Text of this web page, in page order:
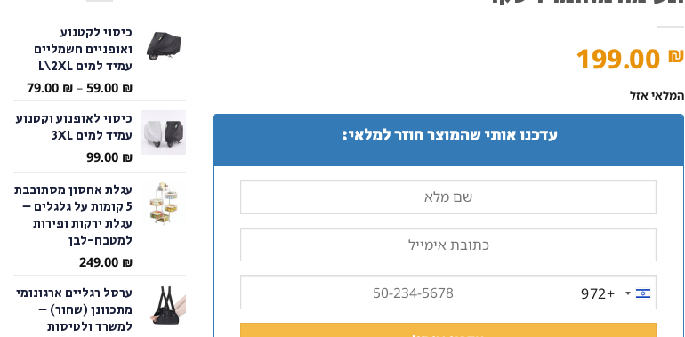
199.00 ₪
המלאי אזל
עדכנו אותי שהמוצר חוזר למלאי:
ISRAEL
+972
+972
כיסוי לקטנוע
ואופניים חשמליים
עמיד למים L\2XL
59.00 ₪
–
79.00 ₪
טווח
כיסוי לאופנוע וקטנוע
עמיד למים 3XL
99.00 ₪
עגלת אחסון מסתובבת
5 קומות על גלגלים –
עגלת ירקות ופירות
למטבח-לבן
249.00 ₪
ערסל רגליים ארגונומי
מתכוונן (שחור) –
למשרד ולטיסות